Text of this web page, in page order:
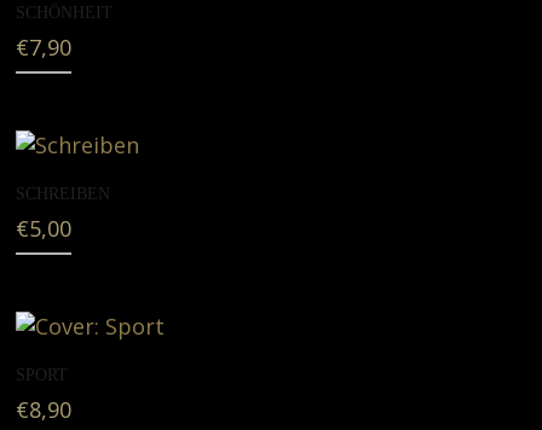
SCHÖNHEIT
€7,90
SCHREIBEN
€5,00
SPORT
€8,90